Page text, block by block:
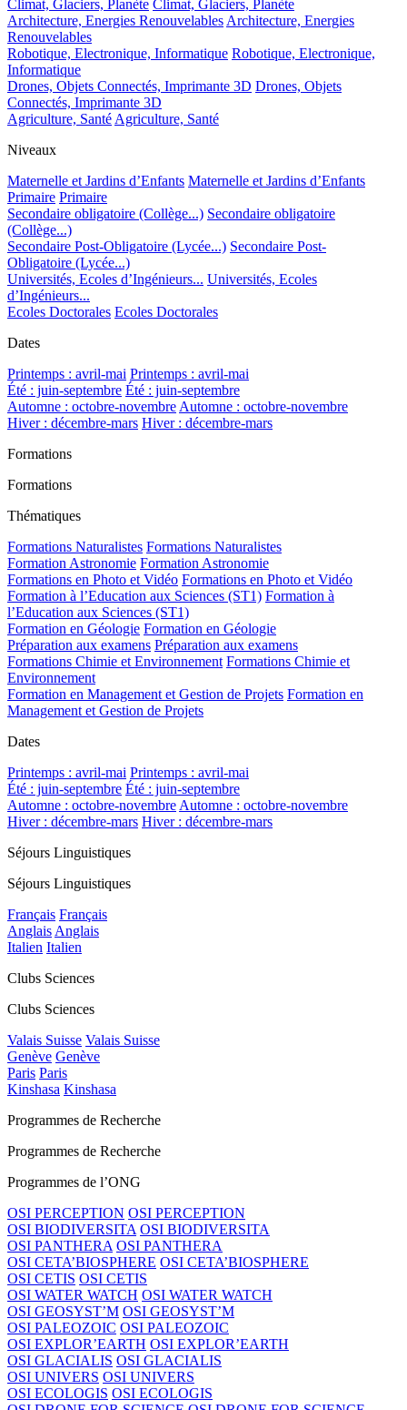
Climat, Glaciers, Planète Climat, Glaciers, Planète
Architecture, Energies Renouvelables Architecture, Energies
Renouvelables
Robotique, Electronique, Informatique Robotique, Electronique,
Informatique
Drones, Objets Connectés, Imprimante 3D Drones, Objets
Connectés, Imprimante 3D
Agriculture, Santé Agriculture, Santé
Niveaux
Maternelle et Jardins d’Enfants Maternelle et Jardins d’Enfants
Primaire Primaire
Secondaire obligatoire (Collège...) Secondaire obligatoire
(Collège...)
Secondaire Post-Obligatoire (Lycée...) Secondaire Post-
Obligatoire (Lycée...)
Universités, Ecoles d’Ingénieurs... Universités, Ecoles
d’Ingénieurs...
Ecoles Doctorales Ecoles Doctorales
Dates
Printemps : avril-mai Printemps : avril-mai
Été : juin-septembre Été : juin-septembre
Automne : octobre-novembre Automne : octobre-novembre
Hiver : décembre-mars Hiver : décembre-mars
Formations
Formations
Thématiques
Formations Naturalistes Formations Naturalistes
Formation Astronomie Formation Astronomie
Formations en Photo et Vidéo Formations en Photo et Vidéo
Formation à l’Education aux Sciences (ST1) Formation à
l’Education aux Sciences (ST1)
Formation en Géologie Formation en Géologie
Préparation aux examens Préparation aux examens
Formations Chimie et Environnement Formations Chimie et
Environnement
Formation en Management et Gestion de Projets Formation en
Management et Gestion de Projets
Dates
Printemps : avril-mai Printemps : avril-mai
Été : juin-septembre Été : juin-septembre
Automne : octobre-novembre Automne : octobre-novembre
Hiver : décembre-mars Hiver : décembre-mars
Séjours Linguistiques
Séjours Linguistiques
Français Français
Anglais Anglais
Italien Italien
Clubs Sciences
Clubs Sciences
Valais Suisse Valais Suisse
Genève Genève
Paris Paris
Kinshasa Kinshasa
Programmes de Recherche
Programmes de Recherche
Programmes de l’ONG
OSI PERCEPTION OSI PERCEPTION
OSI BIODIVERSITA OSI BIODIVERSITA
OSI PANTHERA OSI PANTHERA
OSI CETA’BIOSPHERE OSI CETA’BIOSPHERE
OSI CETIS OSI CETIS
OSI WATER WATCH OSI WATER WATCH
OSI GEOSYST’M OSI GEOSYST’M
OSI PALEOZOIC OSI PALEOZOIC
OSI EXPLOR’EARTH OSI EXPLOR’EARTH
OSI GLACIALIS OSI GLACIALIS
OSI UNIVERS OSI UNIVERS
OSI ECOLOGIS OSI ECOLOGIS